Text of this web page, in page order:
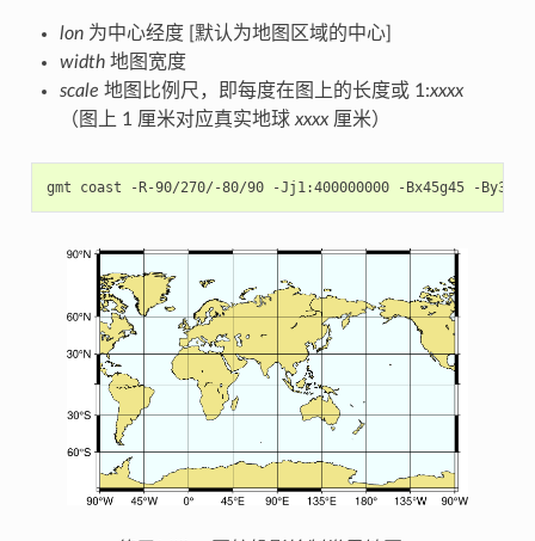
lon为中心经度 [默认为地图区域的中心]
width地图宽度
scale 地图比例尺，即每度在图上的长度或 1:xxxx
（图上 1 厘米对应真实地球xxxx厘米）
gmt coast -R-90/270/-80/90 -Jj1:400000000 -Bx45g45 -